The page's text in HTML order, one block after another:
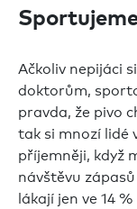
Ačkoliv nepijáci
doktorům,
pravda, že pivo
tak si mnozí
příjemněji, když
návštěvu
lákají jen ve 14